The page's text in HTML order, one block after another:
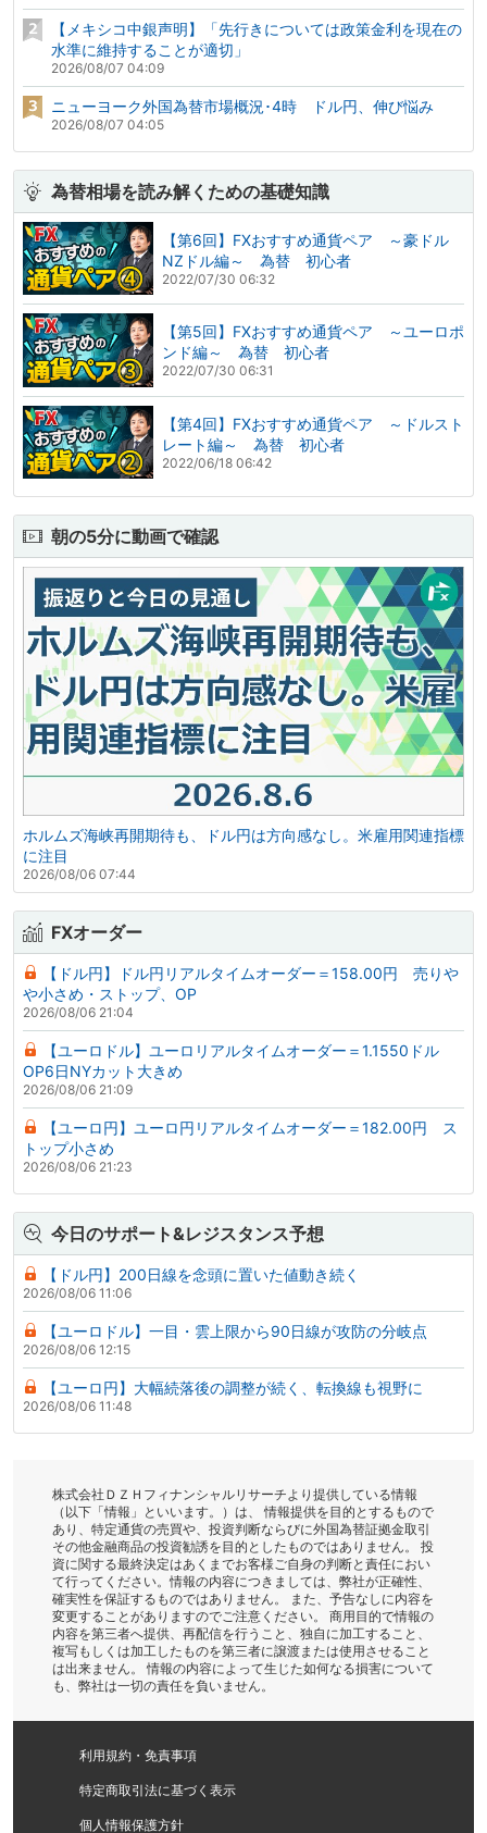
【メキシコ中銀声明】「先行きについては政策金利を現在の
水準に維持することが適切」
2026/08/07 04:09
ニューヨーク外国為替市場概況･4時 ドル円、伸び悩み
2026/08/07 04:05
為替相場を読み解くための基礎知識
【第6回】FXおすすめ通貨ペア ～豪ドル
NZドル編～ 為替 初心者
2022/07/30 06:32
【第5回】FXおすすめ通貨ペア ～ユーロポ
ンド編～ 為替 初心者
2022/07/30 06:31
【第4回】FXおすすめ通貨ペア ～ドルスト
レート編～ 為替 初心者
2022/06/18 06:42
朝の5分に動画で確認
ホルムズ海峡再開期待も、ドル円は方向感なし。米雇用関連指標
に注目
2026/08/06 07:44
FXオーダー
【ドル円】ドル円リアルタイムオーダー＝158.00円 売りや
や小さめ・ストップ、OP
2026/08/06 21:04
【ユーロドル】ユーロリアルタイムオーダー＝1.1550ドル
OP6日NYカット大きめ
2026/08/06 21:09
【ユーロ円】ユーロ円リアルタイムオーダー＝182.00円 ス
トップ小さめ
2026/08/06 21:23
今日のサポート&レジスタンス予想
【ドル円】200日線を念頭に置いた値動き続く
2026/08/06 11:06
【ユーロドル】一目・雲上限から90日線が攻防の分岐点
2026/08/06 12:15
【ユーロ円】大幅続落後の調整が続く、転換線も視野に
2026/08/06 11:48
株式会社ＤＺＨフィナンシャルリサーチより提供している情報
（以下「情報」といいます。）は、 情報提供を目的とするもので
あり、特定通貨の売買や、投資判断ならびに外国為替証拠金取引
その他金融商品の投資勧誘を目的としたものではありません。 投
資に関する最終決定はあくまでお客様ご自身の判断と責任におい
て行ってください。情報の内容につきましては、弊社が正確性、
確実性を保証するものではありません。 また、予告なしに内容を
変更することがありますのでご注意ください。 商用目的で情報の
内容を第三者へ提供、再配信を行うこと、独自に加工すること、
複写もしくは加工したものを第三者に譲渡または使用させること
は出来ません。 情報の内容によって生じた如何なる損害について
も、弊社は一切の責任を負いません。
利用規約・免責事項
特定商取引法に基づく表示
個人情報保護方針